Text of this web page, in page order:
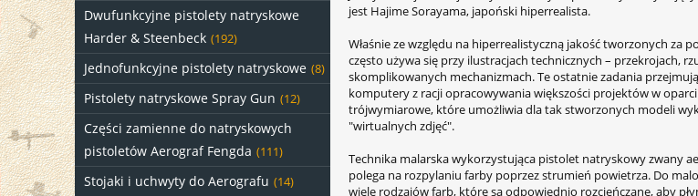
Dwufunkcyjne pistolety natryskowe
Harder & Steenbeck (192)
Jednofunkcyjne pistolety natryskowe (8)
Pistolety natryskowe Spray Gun (12)
Części zamienne do natryskowych
pistoletów Aerograf Fengda (111)
Stojaki i uchwyty do Aerografu (14)
jest Hajime Sorayama, japoński hiperrealista.
Właśnie ze względu na hiperrealistyczną jakość tworzonych za
często używa się przy ilustracjach technicznych – przekrojach,
skomplikowanych mechanizmach. Te ostatnie zadania
komputery z racji opracowywania większości projektów w
trójwymiarowe, które umożliwia dla tak stworzonych modeli
"wirtualnych zdjęć".
Technika malarska wykorzystująca pistolet natryskowy zwany
polega na rozpylaniu farby poprzez strumień powietrza. Do
wiele rodzajów farb, które są odpowiednio rozcieńczane, aby